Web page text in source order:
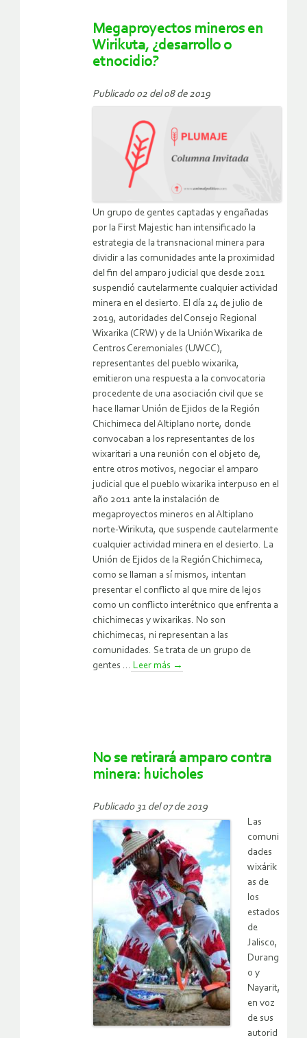
Megaproyectos mineros en
Wirikuta, ¿desarrollo o
etnocidio?
Publicado 02 del 08 de 2019
Un grupo de gentes captadas y engañadas
por la First Majestic han intensificado la
estrategia de la transnacional minera para
dividir a las comunidades ante la proximidad
del fin del amparo judicial que desde 2011
suspendió cautelarmente cualquier actividad
minera en el desierto. El día 24 de julio de
2019, autoridades del Consejo Regional
Wixarika (CRW) y de la Unión Wixarika de
Centros Ceremoniales (UWCC),
representantes del pueblo wixarika,
emitieron una respuesta a la convocatoria
procedente de una asociación civil que se
hace llamar Unión de Ejidos de la Región
Chichimeca del Altiplano norte, donde
convocaban a los representantes de los
wixaritari a una reunión con el objeto de,
entre otros motivos, negociar el amparo
judicial que el pueblo wixarika interpuso en el
año 2011 ante la instalación de
megaproyectos mineros en al Altiplano
norte-Wirikuta, que suspende cautelarmente
cualquier actividad minera en el desierto. La
Unión de Ejidos de la Región Chichimeca,
como se llaman a sí mismos, intentan
presentar el conflicto al que mire de lejos
como un conflicto interétnico que enfrenta a
chichimecas y wixarikas. No son
chichimecas, ni representan a las
comunidades. Se trata de un grupo de
gentes ... Leer más →
No se retirará amparo contra
minera: huicholes
Publicado 31 del 07 de 2019
Las
comuni
dades
wixárik
as de
los
estados
de
Jalisco,
Durang
o y
Nayarit,
en voz
de sus
autorid